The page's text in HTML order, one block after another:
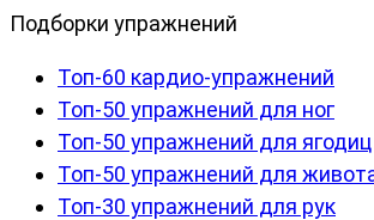
Подборки упражнений
Топ-60 кардио-упражнений
Топ-50 упражнений для ног
Топ-50 упражнений для ягодиц
Топ-50 упражнений для
Топ-30 упражнений для рук